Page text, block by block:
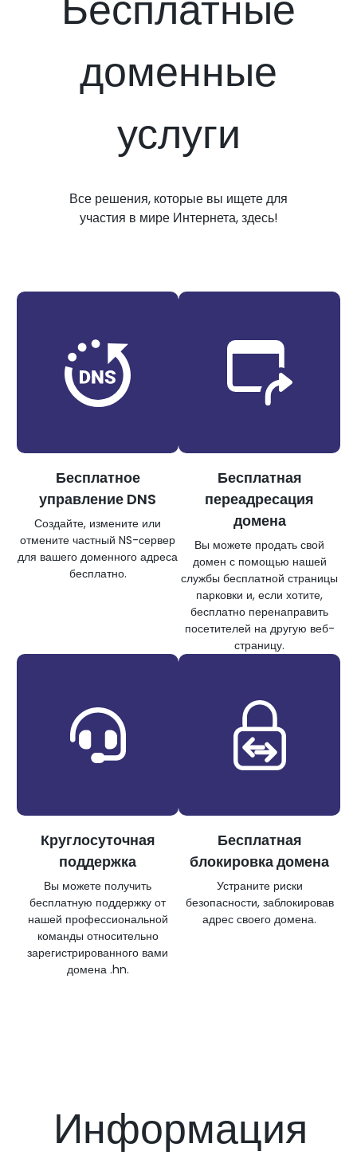
доменные
услуги
Все решения, которые вы ищете для
участия в мире Интернета, здесь!
Бесплатное
управление DNS
Создайте, измените или
отмените частный NS-сервер
для вашего доменного адреса
бесплатно.
Бесплатная
переадресация
домена
Вы можете продать свой
домен с помощью нашей
службы бесплатной страницы
парковки и, если хотите,
бесплатно перенаправить
посетителей на другую веб-
страницу.
Круглосуточная
поддержка
Вы можете получить
бесплатную поддержку от
нашей профессиональной
команды относительно
зарегистрированного вами
домена .hn.
Бесплатная
блокировка домена
Устраните риски
безопасности, заблокировав
адрес своего домена.
Информация